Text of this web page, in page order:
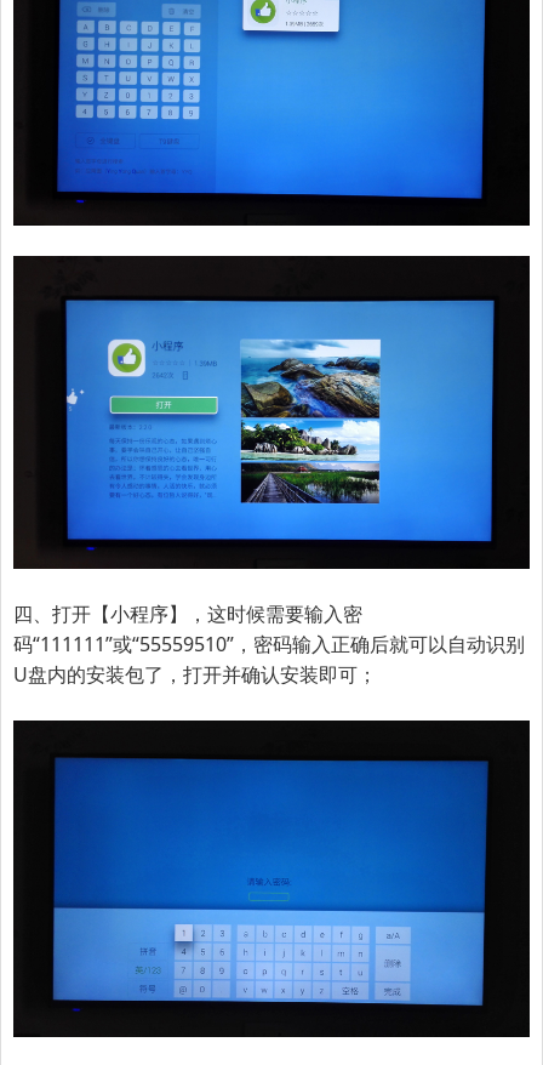
四、打开【小程序】，这时候需要输入密
码“111111”或“55559510” ，密码输入正确后就可以自动识别
U盘内的安装包了，打开并确认安装即可；